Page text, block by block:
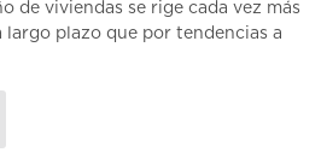
de viviendas se rige cada vez más
plazo que por tendencias a